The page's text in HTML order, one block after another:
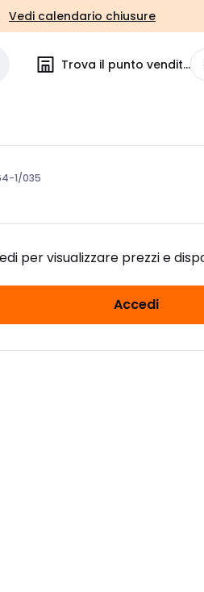
Vedi calendario chiusure
Trova il punto vendita
1/035
per visualizzare prezzi e
Accedi